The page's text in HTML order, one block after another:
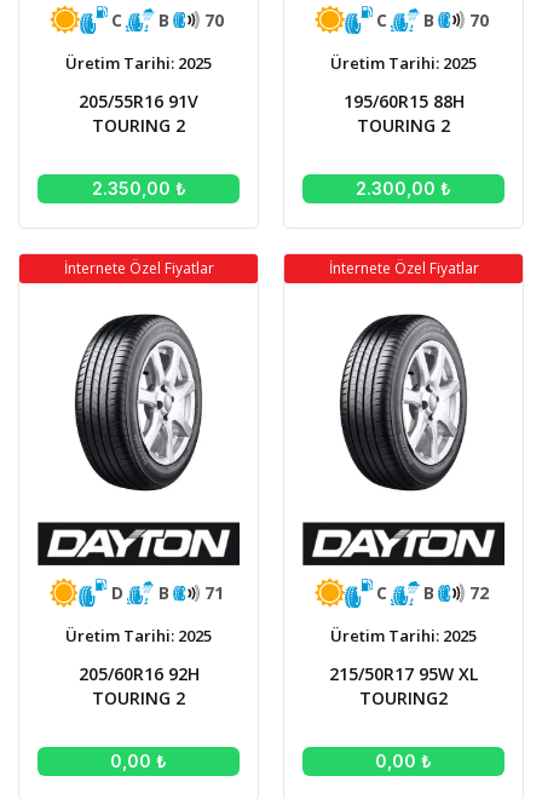
C B 70
Üretim Tarihi: 2025
205/55R16 91V
TOURING 2
2.350,00 ₺
C B 70
Üretim Tarihi: 2025
195/60R15 88H
TOURING 2
2.300,00 ₺
İnternete Özel Fiyatlar
D B 71
Üretim Tarihi: 2025
205/60R16 92H
TOURING 2
0,00 ₺
İnternete Özel Fiyatlar
C B 72
Üretim Tarihi: 2025
215/50R17 95W XL
TOURING2
0,00 ₺